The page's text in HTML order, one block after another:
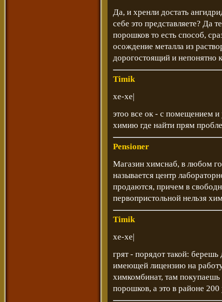
Да, и хренли достать
себе это представляете? Да
порошков то есть способ,
осождение металла из
дорогостоящий и непонятно
Timik
хе-хе|
этоо все ок - с помещением
химию где найти прям
Pensioner
Магазин химснаб, в любом
называется центр
продаются, причем в
первопристольной нельзя
Timik
хе-хе|
грят - порядот такой: берешь
имеющей лицензию на
химкомбинат, там
порошков, а это в районе